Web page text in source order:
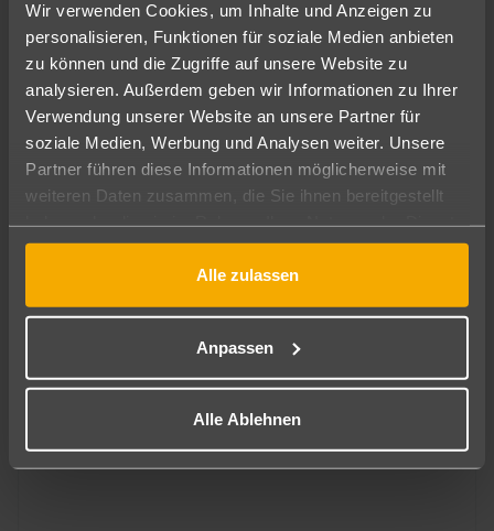
Wir verwenden Cookies, um Inhalte und Anzeigen zu
personalisieren, Funktionen für soziale Medien anbieten
zu können und die Zugriffe auf unsere Website zu
analysieren. Außerdem geben wir Informationen zu Ihrer
Verwendung unserer Website an unsere Partner für
soziale Medien, Werbung und Analysen weiter. Unsere
Partner führen diese Informationen möglicherweise mit
weiteren Daten zusammen, die Sie ihnen bereitgestellt
gesammelt haben.
Alle zulassen
Anpassen
Alle Ablehnen
Costa Barcelona
htop Planamar
3
434